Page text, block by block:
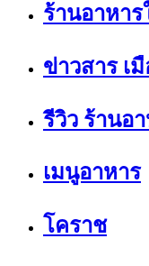
ร้านอาหา
ข่าวสาร เ
รีวิว ร้านอ
เมนูอาหาร
โคราช